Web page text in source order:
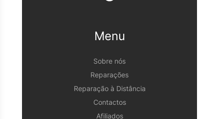
Menu
Sobre nós
Reparações
Reparação à Distância
Contactos
Afiliados